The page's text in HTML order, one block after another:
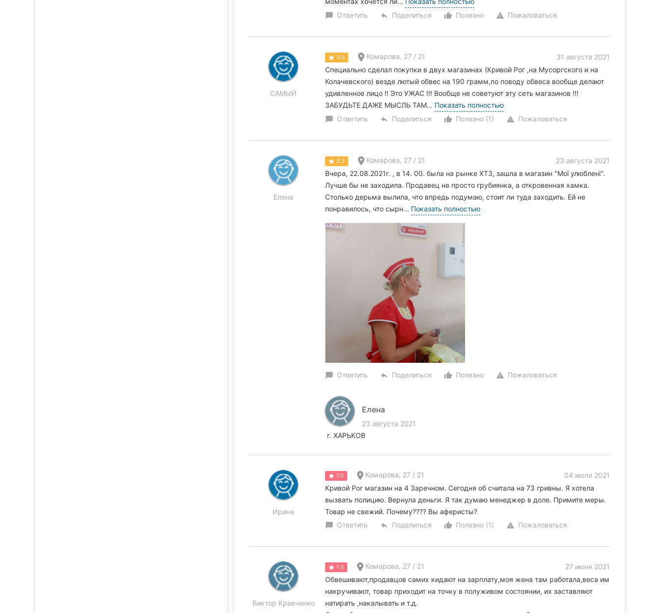
chat_bubble Ответить reply Поделиться thumb_up_alt
Полезно warning Пожаловаться
САМЫЙ
3.0 Комарова, 27 / 21
31 августа 2021
Специально сделал покупки в двух магазинах (Кривой Рог ,на Мусоргского и на
Колачевского) везде лютый обвес на 190 грамм,по поводу обвеса вообще делают
удивленное лицо !! Это УЖАС !!! Вообще не советуют эту сеть магазинов !!!
ЗАБУДЬТЕ ДАЖЕ МЫСЛЬ ТАМ... Показать полностью
chat_bubble Ответить reply Поделиться thumb_up_alt
Полезно (1) warning Пожаловаться
Елена
3.3 Комарова, 27 / 21
23 августа 2021
Вчера, 22.08.2021г. , в 14. 00. была на рынке ХТЗ, зашла в магазин "Мої улюблені".
Лучше бы не заходила. Продавец не просто грубиянка, а откровенная хамка.
Столько дерьма вылила, что впредь подумаю, стоит ли туда заходить. Ей не
понравилось, что сырн... Показать полностью
chat_bubble Ответить reply Поделиться thumb_up_alt
Полезно warning Пожаловаться
Елена
23 августа 2021
г. ХАРЬКОВ
Ирина
1.0 Комарова, 27 / 21
04 июля 2021
Кривой Рог магазин на 4 Заречном. Сегодня об считала на 73 гривны. Я хотела
вызвать полицию. Вернула деньги. Я так думаю менеджер в доле. Примите меры.
Товар не свежий. Почему???? Вы аферисты?
chat_bubble Ответить reply Поделиться thumb_up_alt
Полезно (1) warning Пожаловаться
Виктор Кравченко
1.3 Комарова, 27 / 21
27 июня 2021
Обвешивают,продавцов самих кидают на зарплату,моя жена там работала,веса им
накручивают, товар приходит на точку в полуживом состоянии, их заставляют
натирать ,накалывать и т.д.